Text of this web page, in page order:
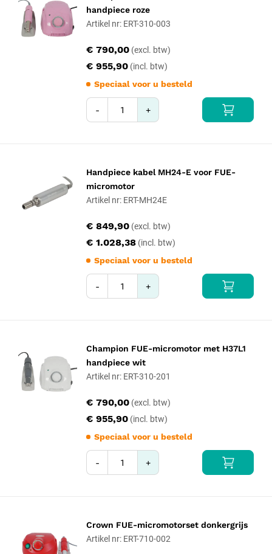
handpiece roze
Artikel nr: ERT-310-003
€ 955,90
€ 790,00
Speciaal voor u besteld
- +
Handpiece kabel MH24-E voor FUE-
micromotor
Artikel nr: ERT-MH24E
€ 1.028,38
€ 849,90
Speciaal voor u besteld
- +
Champion FUE-micromotor met H37L1
handpiece wit
Artikel nr: ERT-310-201
€ 955,90
€ 790,00
Speciaal voor u besteld
- +
Crown FUE-micromotorset donkergrijs
Artikel nr: ERT-710-002